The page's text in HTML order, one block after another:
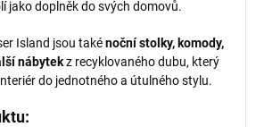
jako doplněk do svých domovů.
Island jsou takénoční stolky, komody,
nábytekz recyklovaného dubu, který
do jednotného a útulného stylu.